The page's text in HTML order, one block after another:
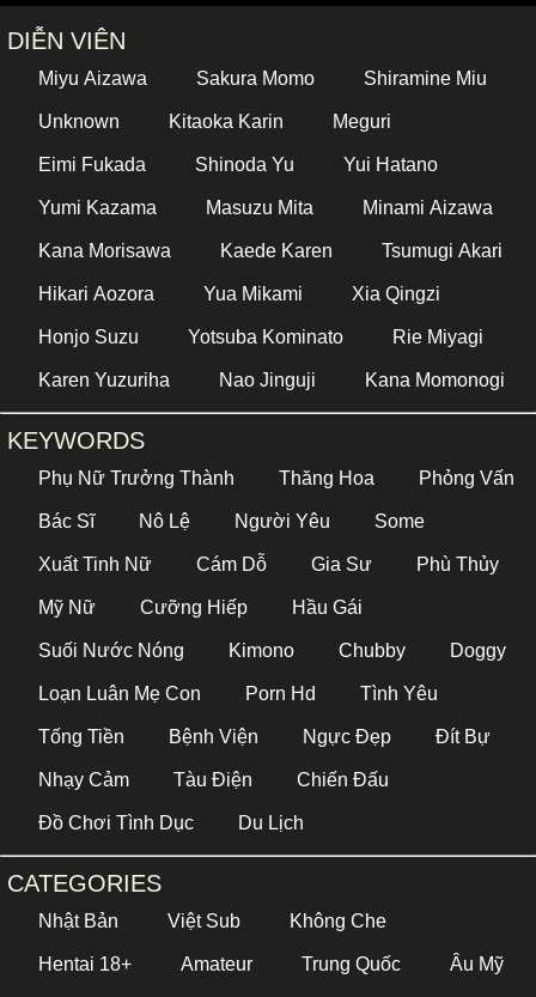
DIỄN VIÊN
Miyu Aizawa Sakura Momo Shiramine Miu
Unknown Kitaoka Karin Meguri
Eimi Fukada Shinoda Yu Yui Hatano
Yumi Kazama Masuzu Mita Minami Aizawa
Kana Morisawa Kaede Karen Tsumugi Akari
Hikari Aozora Yua Mikami Xia Qingzi
Honjo Suzu Yotsuba Kominato Rie Miyagi
Karen Yuzuriha Nao Jinguji Kana Momonogi
KEYWORDS
Phụ Nữ Trưởng Thành Thăng Hoa Phỏng Vấn
Bác Sĩ Nô Lệ Người Yêu Some
Xuất Tinh Nữ Cám Dỗ Gia Sư Phù Thủy
Mỹ Nữ Cưỡng Hiếp Hầu Gái
Suối Nước Nóng Kimono Chubby Doggy
Loạn Luân Mẹ Con Porn Hd Tình Yêu
Tống Tiền Bệnh Viện Ngực Đẹp Đít Bự
Nhạy Cảm Tàu Điện Chiến Đấu
Đồ Chơi Tình Dục Du Lịch
CATEGORIES
Nhật Bản Việt Sub Không Che
Hentai 18+ Amateur Trung Quốc Âu Mỹ